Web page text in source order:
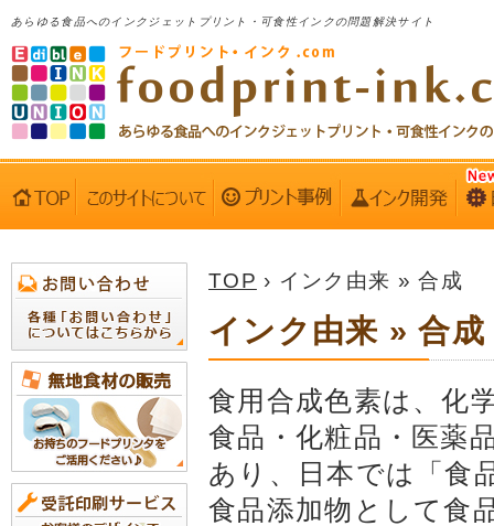
あらゆる食品へのインクジェットプリント・可食性インクの問題解決サイト
TOP › インク由来 » 合成
インク由来 » 合成
食用合成色素は、化
食品・化粧品・医薬
あり、日本では「食
食品添加物として食